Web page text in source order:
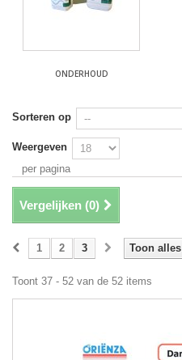
ONDERHOUD
Sorteren op
Weergeven
per pagina
Vergelijken (0)
Toon alles
1 2 3
Toont 37 - 52 van de 52 items